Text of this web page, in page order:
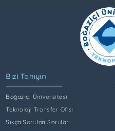
Bizi Tanıyın
Boğaziçi Üniversitesi
Teknoloji Transfer Ofisi
Sıkça Sorulan Sorular